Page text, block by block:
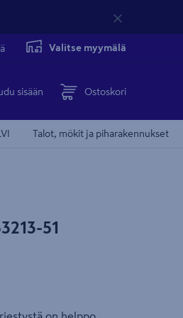
Valitse myymälä
sisään Ostoskori
Talot, mökit ja piharakennukset
51